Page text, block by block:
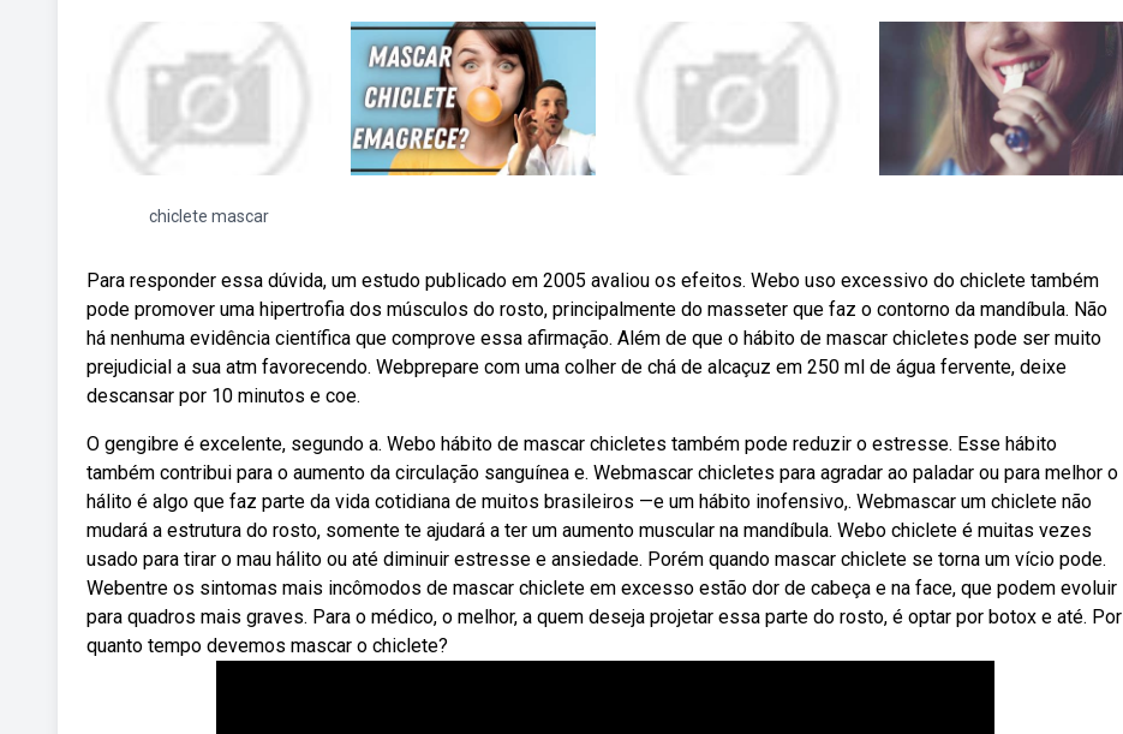
chiclete mascar
Para responder essa dúvida, um estudo publicado em 2005 avaliou os efeitos. Webo uso excessivo do chiclete também
pode promover uma hipertrofia dos músculos do rosto, principalmente do masseter que faz o contorno da mandíbula. Não
há nenhuma evidência científica que comprove essa afirmação. Além de que o hábito de mascar chicletes pode ser muito
prejudicial a sua atm favorecendo. Webprepare com uma colher de chá de alcaçuz em 250 ml de água fervente, deixe
descansar por 10 minutos e coe.
O gengibre é excelente, segundo a. Webo hábito de mascar chicletes também pode reduzir o estresse. Esse hábito
também contribui para o aumento da circulação sanguínea e. Webmascar chicletes para agradar ao paladar ou para melhor o
hálito é algo que faz parte da vida cotidiana de muitos brasileiros —e um hábito inofensivo,. Webmascar um chiclete não
mudará a estrutura do rosto, somente te ajudará a ter um aumento muscular na mandíbula. Webo chiclete é muitas vezes
usado para tirar o mau hálito ou até diminuir estresse e ansiedade. Porém quando mascar chiclete se torna um vício pode.
Webentre os sintomas mais incômodos de mascar chiclete em excesso estão dor de cabeça e na face, que podem evoluir
para quadros mais graves. Para o médico, o melhor, a quem deseja projetar essa parte do rosto, é optar por botox e até. Por
quanto tempo devemos mascar o chiclete?